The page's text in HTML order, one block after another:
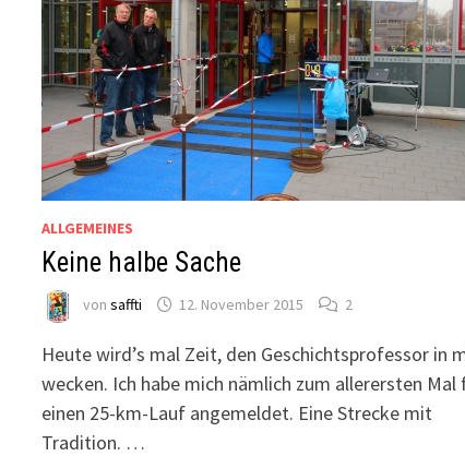
ALLGEMEINES
Keine halbe Sache
vonsaffti 12. November 2015 2
Heute wird’s mal Zeit, den Geschichtsprofessor in
wecken. Ich habe mich nämlich zum allerersten Mal
einen 25-km-Lauf angemeldet. Eine Strecke mit
Tradition. …